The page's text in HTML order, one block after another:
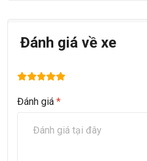
Đánh giá về xe
Đánh giá *